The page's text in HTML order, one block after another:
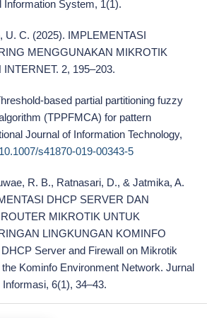
Information System, 1(1).
U. C. (2025). IMPLEMENTASI
MENGGUNAKAN MIKROTIK
2, 195–203.
based partial partitioning fuzzy
(TPPFMCA) for pattern
Journal of Information Technology,
s41870-019-00343-5
R. B., Ratnasari, D., & Jatmika, A.
DHCP SERVER DAN
MIKROTIK UNTUK
LINGKUNGAN KOMINFO
Server and Firewall on Mikrotik
Kominfo Environment Network. Jurnal
6(1), 34–43.